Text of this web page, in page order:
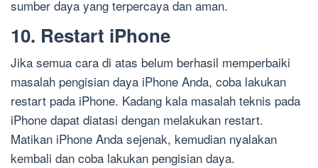
sumber daya yang terpercaya dan aman.
10. Restart iPhone
Jika semua cara di atas belum berhasil memperbaiki
masalah pengisian daya iPhone Anda, coba lakukan
restart pada iPhone. Kadang kala masalah teknis pada
iPhone dapat diatasi dengan melakukan restart.
Matikan iPhone Anda sejenak, kemudian nyalakan
kembali dan coba lakukan pengisian daya.